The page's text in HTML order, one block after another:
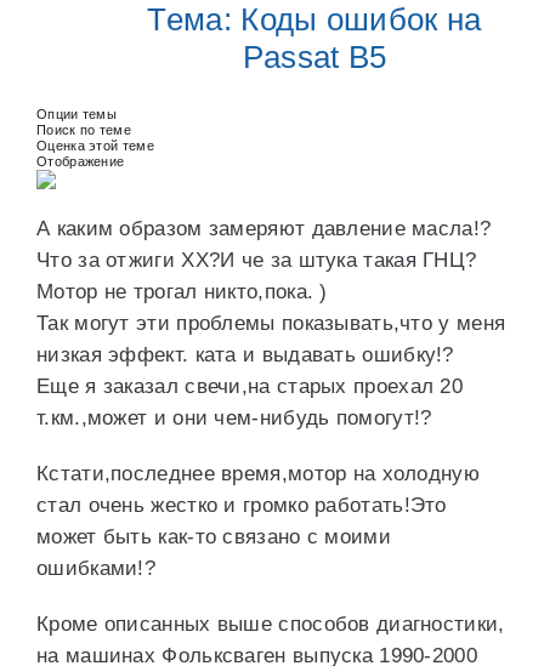
Тема: Коды ошибок на
Passat B5
Опции темы
Поиск по теме
Оценка этой теме
Отображение
А каким образом замеряют давление масла!?
Что за отжиги XX?И че за штука такая ГНЦ?
Мотор не трогал никто,пока. )
Так могут эти проблемы показывать,что у меня
низкая эффект. ката и выдавать ошибку!?
Еще я заказал свечи,на старых проехал 20
т.км.,может и они чем-нибудь помогут!?
Кстати,последнее время,мотор на холодную
стал очень жестко и громко работать!Это
может быть как-то связано с моими
ошибками!?
Кроме описанных выше способов диагностики,
на машинах Фольксваген выпуска 1990-2000